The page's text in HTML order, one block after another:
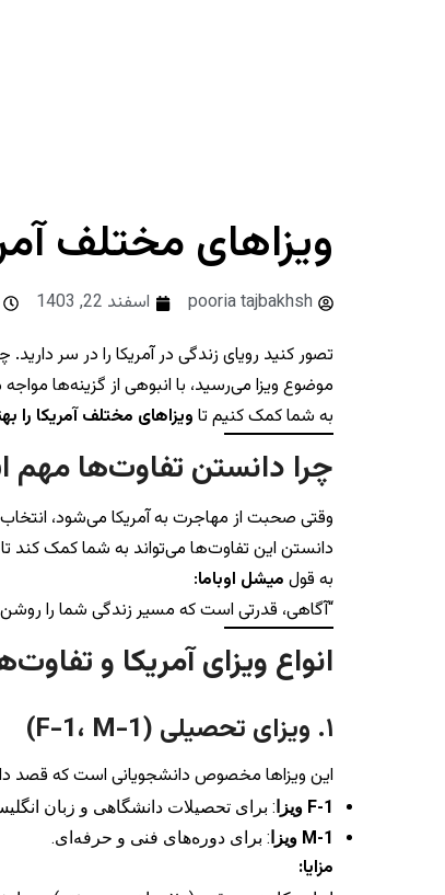
ویزاهای مختلف
pooria tajbakhsh اسفند 22, 1403
تصور کنید رویای زندگی در آمریکا را در سر
موضوع ویزا می‌رسید، با انبوهی از گزینه‌ها
به شما کمک کنیم تاویزاهای مختلف آمریکا را
چرا دانستن تفاوت‌ها
وقتی صحبت از مهاجرت به آمریکا می‌شود،
دانستن این تفاوت‌ها می‌تواند به شما کمک کند
به قول میشل اوباما:
“آگاهی، قدرتی است که مسیر زندگی شما را
انواع ویزای آمریکا و
۱. ویزای تحصیلی (F-1، M-1)
این ویزاها مخصوص دانشجویانی است که قصد
F-1 ویزا
: برای تحصیلات دانشگاهی و زبان
M-1 ویزا
: برای دوره‌های فنی و حرفه‌ای.
مزایا: